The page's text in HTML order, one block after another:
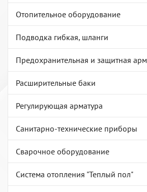
Отопительное оборудование
Подводка гибкая, шланги
Предохранительная и защитная
Расширительные баки
Регулирующая арматура
Санитарно-технические приборы
Сварочное оборудование
Система отопления "Теплый пол"